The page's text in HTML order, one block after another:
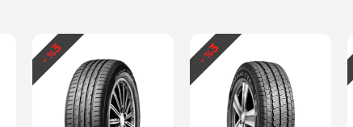
- %
3 - %
3